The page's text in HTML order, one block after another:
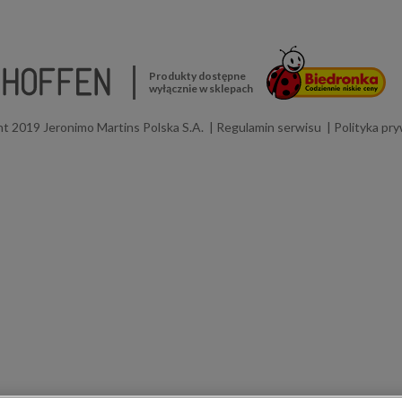
Produkty dostępne
wyłącznie w sklepach
2019 Jeronimo Martins Polska S.A. Regulamin serwisu Polityka